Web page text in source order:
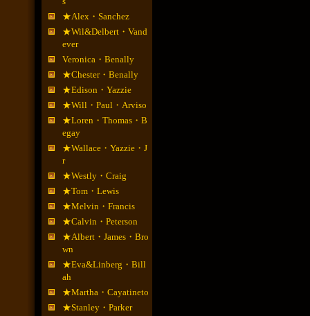
★Alex・Sanchez
★Wil&Delbert・Vand
ever
Veronica・Benally
★Chester・Benally
★Edison・Yazzie
★Will・Paul・Arviso
★Loren・Thomas・B
egay
★Wallace・Yazzie・J
r
★Westly・Craig
★Tom・Lewis
★Melvin・Francis
★Calvin・Peterson
★Albert・James・Bro
wn
★Eva&Linberg・Bill
ah
★Martha・Cayatineto
★Stanley・Parker